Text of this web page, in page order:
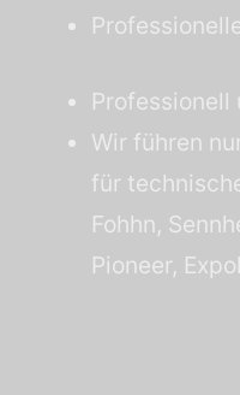
Professionell
Wir führen
für
Fohhn,
Pioneer,